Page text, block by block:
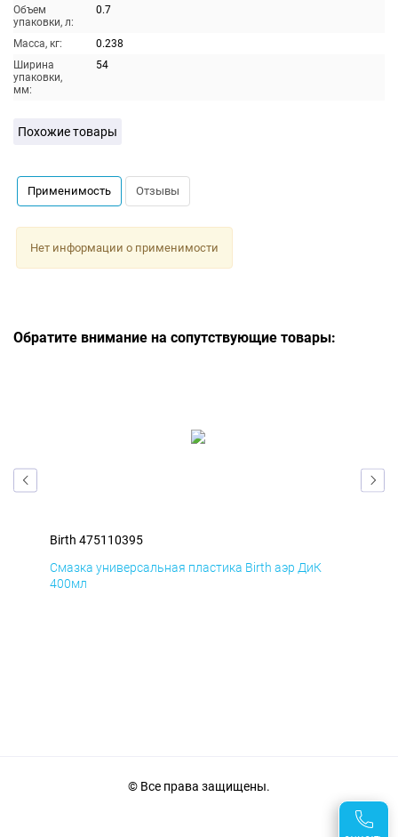
Объем
упаковки, л:
0.7
Масса, кг:
0.238
Ширина
упаковки,
мм:
54
Похожие товары
Применимость Отзывы
Нет информации о применимости
Обратите внимание на сопутствующие товары:
Birth 475110395
Смазка универсальная пластика Birth аэр ДиК
400мл
© Все права защищены.